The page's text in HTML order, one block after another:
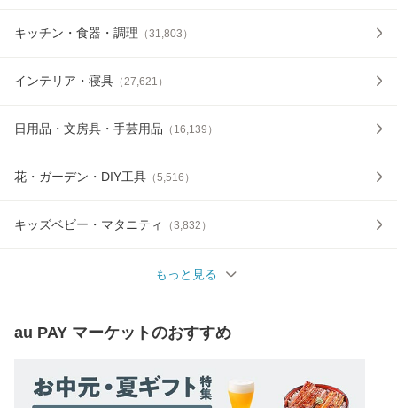
キッチン・食器・調理 （31,803 ）
インテリア・寝具 （ 27,621 ）
日用品・文房具・手芸用品 （ 16,139 ）
花・ガーデン・DIY工具 （5,516 ）
キッズベビー・マタニティ （3,832 ）
もっと見る
au PAY マーケットのおすすめ